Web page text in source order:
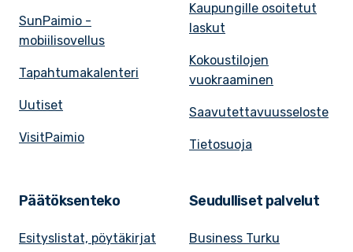
SunPaimio -
mobiilisovellus
Tapahtumakalenteri
Uutiset
VisitPaimio
Kaupungille osoitetut
laskut
Kokoustilojen
vuokraaminen
Saavutettavuusseloste
Tietosuoja
Päätöksenteko
Esityslistat, pöytäkirjat
Seudulliset palvelut
Business Turku